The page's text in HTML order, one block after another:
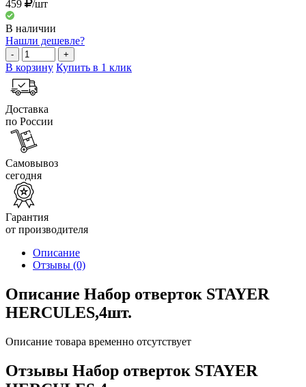
459 /шт
В наличии
Нашли дешевле?
- +
В корзину Купить в 1 клик
Доставка
по России
Самовывоз
сегодня
Гарантия
от производителя
Описание
Отзывы (0)
Описание Набор отверток STAYER
HERCULES,4шт.
Описание товара временно отсутствует
Отзывы Набор отверток STAYER